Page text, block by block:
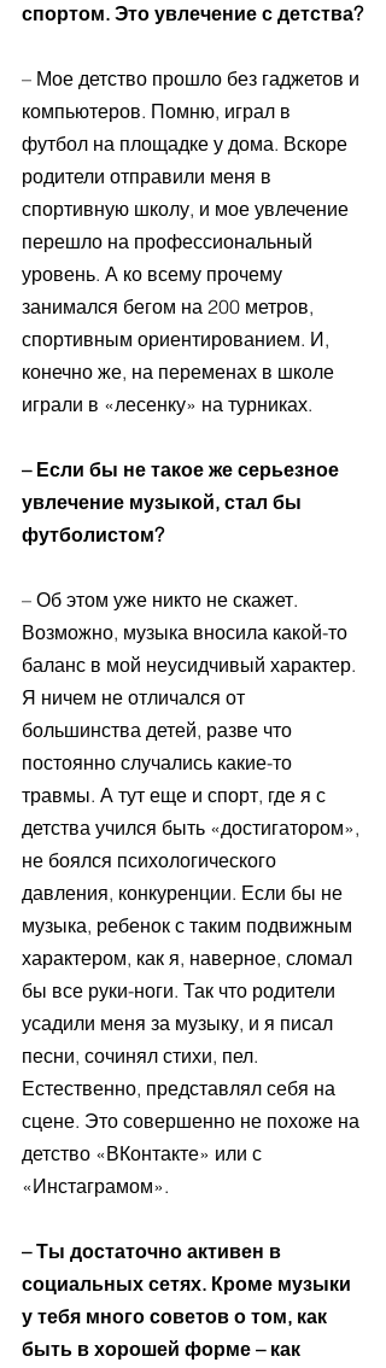
спортом. Это увлечение с детства?
– Мое детство прошло без гаджетов и
компьютеров. Помню, играл в
футбол на площадке у дома. Вскоре
родители отправили меня в
спортивную школу, и мое увлечение
перешло на профессиональный
уровень. А ко всему прочему
занимался бегом на 200 метров,
спортивным ориентированием. И,
конечно же, на переменах в школе
играли в «лесенку» на турниках.
– Если бы не такое же серьезное
увлечение музыкой, стал бы
футболистом?
– Об этом уже никто не скажет.
Возможно, музыка вносила какой-то
баланс в мой неусидчивый характер.
Я ничем не отличался от
большинства детей, разве что
постоянно случались какие-то
травмы. А тут еще и спорт, где я с
детства учился быть «достигатором»,
не боялся психологического
давления, конкуренции. Если бы не
музыка, ребенок с таким подвижным
характером, как я, наверное, сломал
бы все руки-ноги. Так что родители
усадили меня за музыку, и я писал
песни, сочинял стихи, пел.
Естественно, представлял себя на
сцене. Это совершенно не похоже на
детство «ВКонтакте» или с
«Инстаграмом».
– Ты достаточно активен в
социальных сетях. Кроме музыки
у тебя много советов о том, как
быть в хорошей форме – как